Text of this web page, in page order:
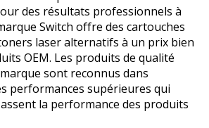
des résultats professionnels à
Switch offre des cartouches
laser alternatifs à un prix bien
OEM. Les produits de qualité
sont reconnus dans
performances supérieures qui
la performance des produits